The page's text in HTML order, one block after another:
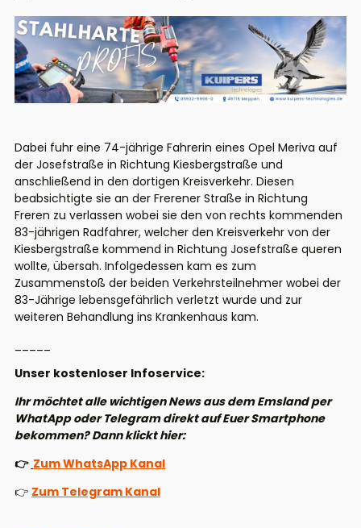
Dabei fuhr eine 74-jährige Fahrerin eines Opel Meriva auf
der Josefstraße in Richtung Kiesbergstraße und
anschließend in den dortigen Kreisverkehr. Diesen
beabsichtigte sie an der Frerener Straße in Richtung
Freren zu verlassen wobei sie den von rechts kommenden
83-jährigen Radfahrer, welcher den Kreisverkehr von der
Kiesbergstraße kommend in Richtung Josefstraße queren
wollte, übersah. Infolgedessen kam es zum
Zusammenstoß der beiden Verkehrsteilnehmer wobei der
83-Jährige lebensgefährlich verletzt wurde und zur
weiteren Behandlung ins Krankenhaus kam.
Unser kostenloser Infoservice:
Ihr möchtet alle wichtigen News aus dem Emsland per
WhatApp oder Telegram direkt auf Euer Smartphone
bekommen? Dann klickt hier:
👉 Zum WhatsApp Kanal
👉 Zum Telegram Kanal